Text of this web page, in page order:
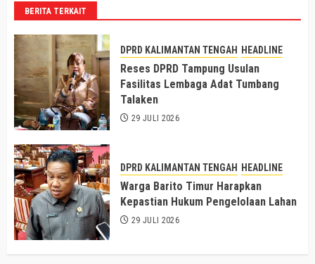
BERITA TERKAIT
DPRD KALIMANTAN TENGAH HEADLINE
Reses DPRD Tampung Usulan
Fasilitas Lembaga Adat Tumbang
Talaken
29 JULI 2026
DPRD KALIMANTAN TENGAH HEADLINE
Warga Barito Timur Harapkan
Kepastian Hukum Pengelolaan Lahan
29 JULI 2026